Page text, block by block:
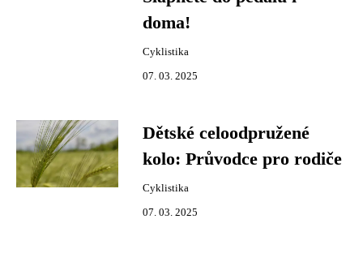
doma!
Cyklistika
07. 03. 2025
Dětské celoodpružené
kolo: Průvodce pro rodiče
Cyklistika
07. 03. 2025